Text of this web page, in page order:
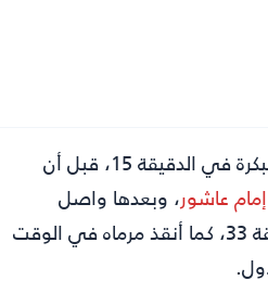
شهدت المباراة إيقاعاً سريعاً منذ البداية، مع حصول منتخب بلجيكا على بطاقة صفراء مبكرة في الدقيقة 15، قبل أن
إمام عاشور، وبعدها واصل
المنتخب المصري تهديد مرمى كورتوا، الذي تصدى لتسديدة مصطفى زيكو عند الدقيقة 33، كما أنقذ مرماه في الوقت